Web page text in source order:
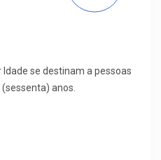
se destinam a pessoas
anos.